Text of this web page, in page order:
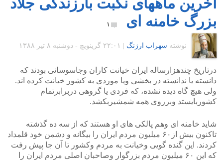
بزرگ خامنه ای
۱
نوشته سهراب ارژنگ ۲۲:۰۱ گرينويچ - دوشنبه ۸ تیر ۱۳۸۸
درتاریخ چندهزارساله ایران خیانت کاران وجاسوسانی بودند که
دانسته یا ندانسته در بخشی ویا موردی به کشور خیانت کرده اند.
ولی هیچ گاه دیده نشده، که فردی یا گروهی دربرابرتمام
کشوربایستد وبرروی همه شمشیربکشد.
شاید خامنه ای وهم پالکی های او هستند که از سه ده گذشته
تاکنون بیش از۶۰ میلیون مردم ایران را بیگانه و دشمن خود قلمداد
کردند. این گنده گویی وخیانت به مردم وکشور تا آن جا پیش رفت
که این ۶۰ میلیون مردم بزرگوار وصاحبان اصلی مردم ایران را